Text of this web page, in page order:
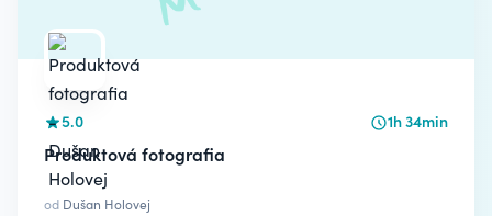
5.0 1h 34min
Produktová fotografia
od Dušan Holovej